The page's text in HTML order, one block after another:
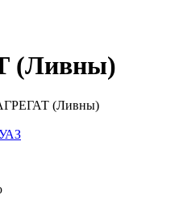
(Ливны)
(Ливны)